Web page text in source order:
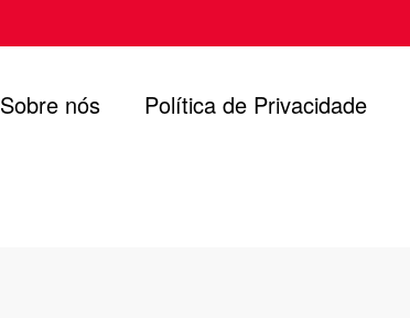
Sobre nós Política de Privacidade